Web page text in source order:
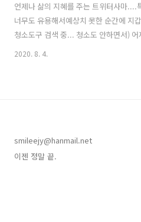
언제나 삶의 지혜를 주는 트위터사마....
너무도 유용해서예상치 못한 순간에 지
청소도구 검색 중... 청소도 안하면서)
이 심쿵심쿵.왜냐하면 백도도 황도도 아
기 힘든 맛...
2020. 8. 4.
smileejy@hanmail.net
이젠 정말 끝.